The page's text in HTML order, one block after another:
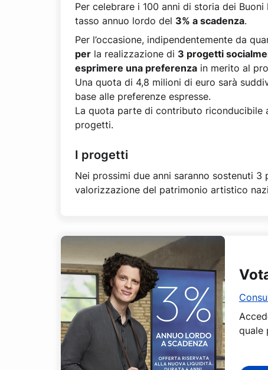
Per celebrare i 100 anni di storia dei
tasso annuo lordo del 3% a scadenza.
Per l’occasione, indipendentemente da
per la realizzazione di 3 progetti
esprimere una preferenza in merito al
Una quota di 4,8 milioni di euro sarà
base alle preferenze espresse.
La quota parte di contributo riconducibile
progetti.
I progetti
Nei prossimi due anni saranno sostenuti
valorizzazione del patrimonio artistico
quale